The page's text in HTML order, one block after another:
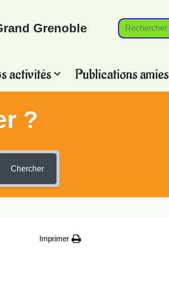
Grenoble
activités Publications amies
?
Chercher
Imprimer